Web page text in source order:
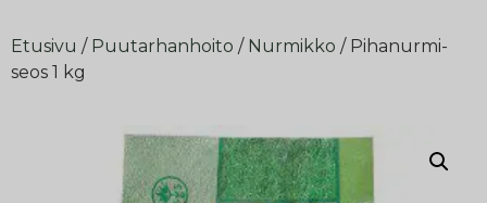
Etusivu / Puutarhanhoito / Nurmikko / Pihanurmi-
seos 1 kg